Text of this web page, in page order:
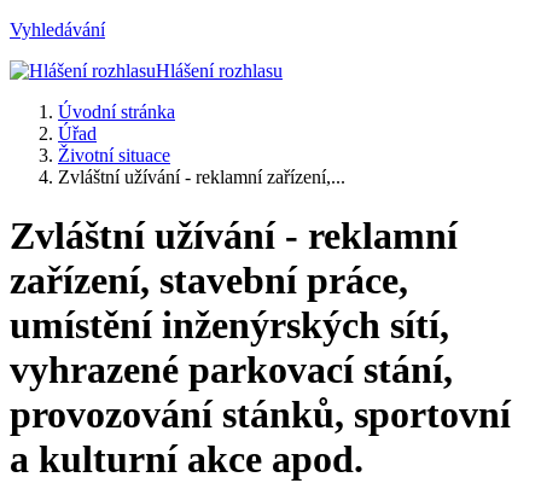
Vyhledávání
Hlášení rozhlasu
Úvodní stránka
Úřad
Životní situace
Zvláštní užívání - reklamní zařízení,...
Zvláštní užívání - reklamní
zařízení, stavební práce,
umístění inženýrských sítí,
vyhrazené parkovací stání,
provozování stánků, sportovní
a kulturní akce apod.